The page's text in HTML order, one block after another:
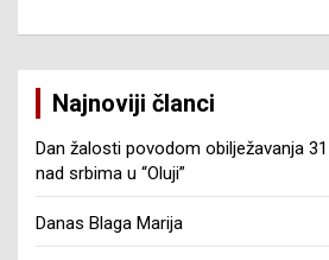
Najnoviji članci
Dan žalosti povodom obilježavanja
nad srbima u “Oluji”
Danas Blaga Marija